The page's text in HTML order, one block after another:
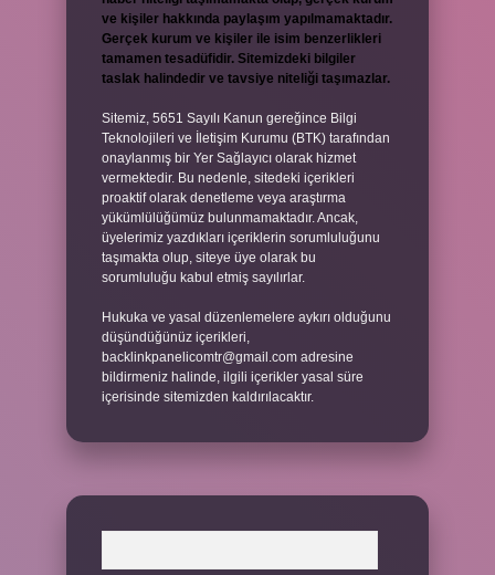
ve kişiler hakkında paylaşım yapılmamaktadır.
Gerçek kurum ve kişiler ile isim benzerlikleri
tamamen tesadüfidir. Sitemizdeki bilgiler
taslak halindedir ve tavsiye niteliği taşımazlar.
Sitemiz, 5651 Sayılı Kanun gereğince Bilgi
Teknolojileri ve İletişim Kurumu (BTK) tarafından
onaylanmış bir Yer Sağlayıcı olarak hizmet
vermektedir. Bu nedenle, sitedeki içerikleri
proaktif olarak denetleme veya araştırma
yükümlülüğümüz bulunmamaktadır. Ancak,
üyelerimiz yazdıkları içeriklerin sorumluluğunu
taşımakta olup, siteye üye olarak bu
sorumluluğu kabul etmiş sayılırlar.
Hukuka ve yasal düzenlemelere aykırı olduğunu
düşündüğünüz içerikleri,
backlinkpanelicomtr@gmail.com adresine
bildirmeniz halinde, ilgili içerikler yasal süre
içerisinde sitemizden kaldırılacaktır.